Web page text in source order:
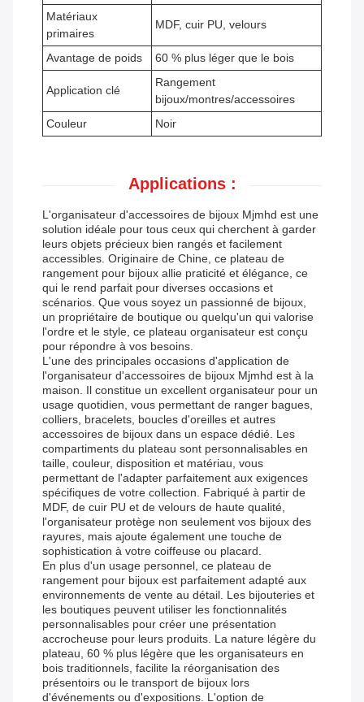
Matériaux
primaires
MDF, cuir PU, velours
Avantage de poids 60 % plus léger que le bois
Application clé
Rangement
bijoux/montres/accessoires
Couleur
Noir
Applications :
L'organisateur d'accessoires de bijoux Mjmhd est une
solution idéale pour tous ceux qui cherchent à garder
leurs objets précieux bien rangés et facilement
accessibles. Originaire de Chine, ce plateau de
rangement pour bijoux allie praticité et élégance, ce
qui le rend parfait pour diverses occasions et
scénarios. Que vous soyez un passionné de bijoux,
un propriétaire de boutique ou quelqu'un qui valorise
l'ordre et le style, ce plateau organisateur est conçu
pour répondre à vos besoins.
L'une des principales occasions d'application de
l'organisateur d'accessoires de bijoux Mjmhd est à la
maison. Il constitue un excellent organisateur pour un
usage quotidien, vous permettant de ranger bagues,
colliers, bracelets, boucles d'oreilles et autres
accessoires de bijoux dans un espace dédié. Les
compartiments du plateau sont personnalisables en
taille, couleur, disposition et matériau, vous
permettant de l'adapter parfaitement aux exigences
spécifiques de votre collection. Fabriqué à partir de
MDF, de cuir PU et de velours de haute qualité,
l'organisateur protège non seulement vos bijoux des
rayures, mais ajoute également une touche de
sophistication à votre coiffeuse ou placard.
En plus d'un usage personnel, ce plateau de
rangement pour bijoux est parfaitement adapté aux
environnements de vente au détail. Les bijouteries et
les boutiques peuvent utiliser les fonctionnalités
personnalisables pour créer une présentation
accrocheuse pour leurs produits. La nature légère du
plateau, 60 % plus légère que les organisateurs en
bois traditionnels, facilite la réorganisation des
présentoirs ou le transport de bijoux lors
d'événements ou d'expositions. L'option de